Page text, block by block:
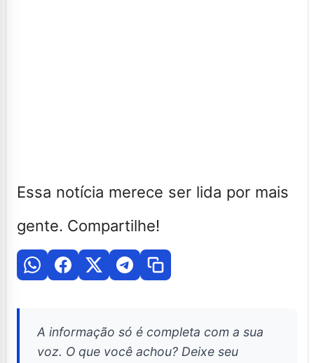
Essa notícia merece ser lida por mais
gente. Compartilhe!
A informação só é completa com a sua
voz. O que você achou? Deixe seu